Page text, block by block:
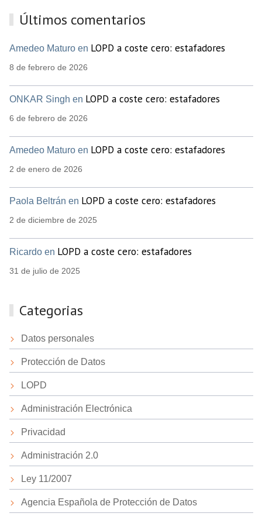
Últimos comentarios
Amedeo Maturo en LOPD a coste cero: estafadores
8 de febrero de 2026
ONKAR Singh en LOPD a coste cero: estafadores
6 de febrero de 2026
Amedeo Maturo en LOPD a coste cero: estafadores
2 de enero de 2026
Paola Beltrán en LOPD a coste cero: estafadores
2 de diciembre de 2025
Ricardo en LOPD a coste cero: estafadores
31 de julio de 2025
Categorias
Datos personales
Protección de Datos
LOPD
Administración Electrónica
Privacidad
Administración 2.0
Ley 11/2007
Agencia Española de Protección de Datos